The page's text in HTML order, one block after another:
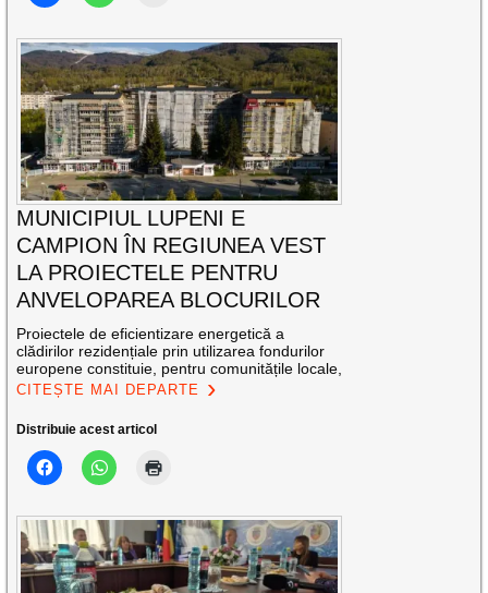
MUNICIPIUL LUPENI E
CAMPION ÎN REGIUNEA VEST
LA PROIECTELE PENTRU
ANVELOPAREA BLOCURILOR
Proiectele de eficientizare energetică a
clădirilor rezidențiale prin utilizarea fondurilor
europene constituie, pentru comunitățile locale,
CITEȘTE MAI DEPARTE
Distribuie acest articol